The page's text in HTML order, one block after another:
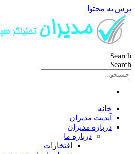
پرش به محتوا
Search
Search
خانه
آپدیت مدیران
درباره مدیران
درباره ما
افتخارات